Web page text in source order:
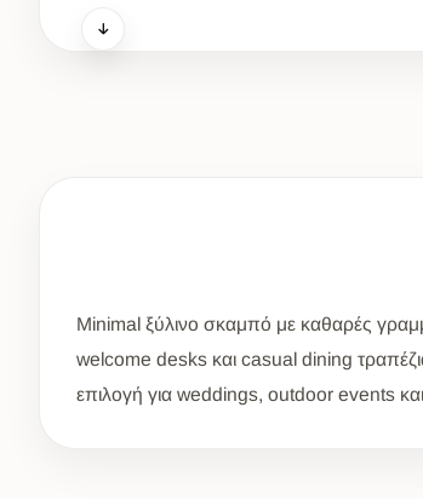
Minimal ξύλινο σκαμπό με καθαρές
welcome desks και casual dining
επιλογή για weddings, outdoor events